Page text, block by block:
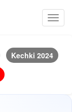
Kechki 2024